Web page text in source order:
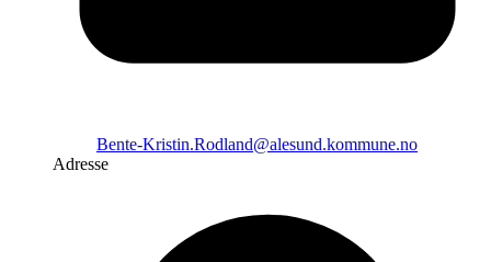
Bente-Kristin.Rodland@alesund.kommune.no
Adresse